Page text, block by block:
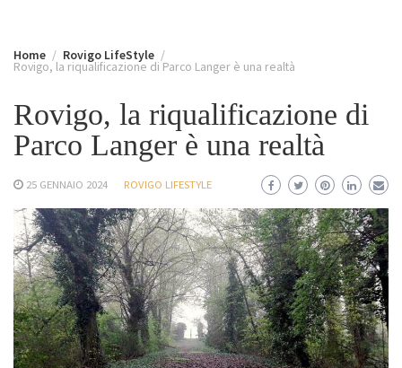
Home Rovigo LifeStyle
Rovigo, la riqualificazione di Parco Langer è una realtà
Rovigo, la riqualificazione di
Parco Langer è una realtà
25 GENNAIO 2024 ROVIGO LIFESTYLE